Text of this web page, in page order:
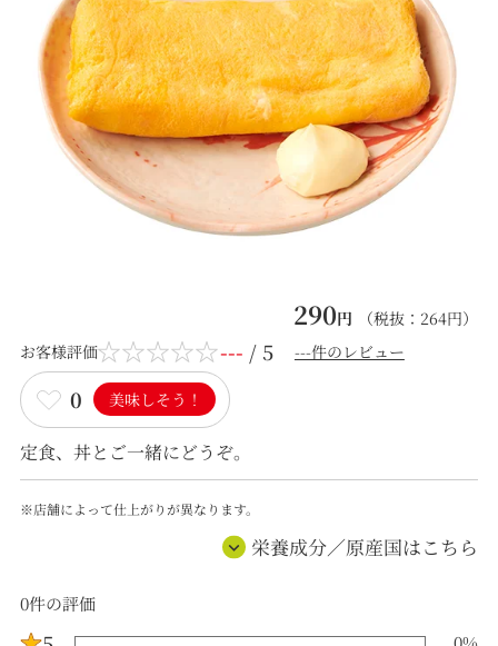
290円 （税抜： 264円）
お客様評価
--- / 5 ---件のレビュー
0 美味しそう！
定食、丼とご一緒にどうぞ。
※店舗によって仕上がりが異なります。
栄養成分／原産国はこちら
0件の評価